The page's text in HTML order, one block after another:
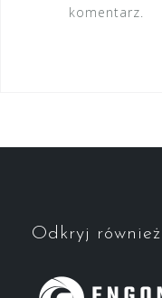
komentarz.
Odkryj również